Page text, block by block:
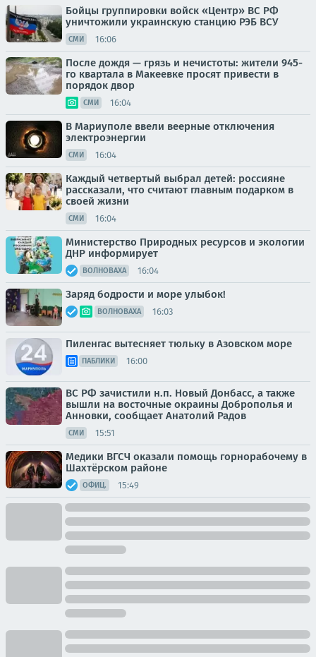
Бойцы группировки войск «Центр» ВС РФ
уничтожили украинскую станцию РЭБ ВСУ
СМИ 16:06
После дождя — грязь и нечистоты: жители 945-
го квартала в Макеевке просят привести в
порядок двор
СМИ 16:04
В Мариуполе ввели веерные отключения
электроэнергии
СМИ 16:04
Каждый четвертый выбрал детей: россияне
рассказали, что считают главным подарком в
своей жизни
СМИ 16:04
Министерство Природных ресурсов и экологии
ДНР информирует
ВОЛНОВАХА 16:04
Заряд бодрости и море улыбок!
ВОЛНОВАХА 16:03
Пиленгас вытесняет тюльку в Азовском море
ПАБЛИКИ 16:00
ВС РФ зачистили н.п. Новый Донбасс, а также
вышли на восточные окраины Доброполья и
Анновки, сообщает Анатолий Радов
СМИ 15:51
Медики ВГСЧ оказали помощь горнорабочему в
Шахтёрском районе
ОФИЦ. 15:49